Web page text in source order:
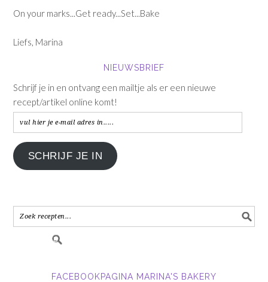
On your marks...Get ready...Set...Bake
Liefs, Marina
NIEUWSBRIEF
Schrijf je in en ontvang een mailtje als er een nieuwe
recept/artikel online komt!
vul
hier
je
e-
in.....
SCHRIJF JE IN
FACEBOOKPAGINA MARINA'S BAKERY